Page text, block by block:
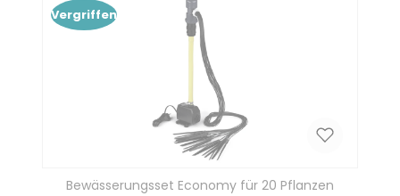
Vergriffen
Bewässerungsset Economy für 20 Pflanzen